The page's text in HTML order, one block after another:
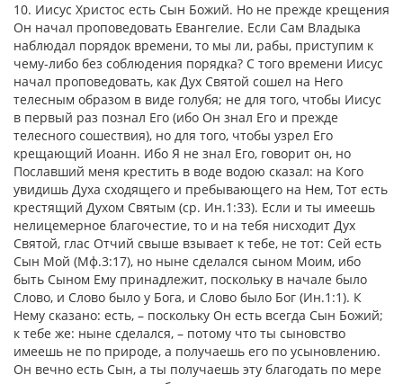
10. Иисус Христос есть Сын Божий. Но не прежде крещения
Он начал проповедовать Евангелие. Если Сам Владыка
наблюдал порядок времени, то мы ли, рабы, приступим к
чему-либо без соблюдения порядка? С того времени Иисус
начал проповедовать, как Дух Святой сошел на Него
телесным образом в виде голубя; не для того, чтобы Иисус
в первый раз познал Его (ибо Он знал Его и прежде
телесного сошествия), но для того, чтобы узрел Его
крещающий Иоанн. Ибо Я не знал Его, говорит он, но
Пославший меня крестить в воде водою сказал: на Кого
увидишь Духа сходящего и пребывающего на Нем, Тот есть
крестящий Духом Святым (ср. Ин.1:33). Если и ты имеешь
нелицемерное благочестие, то и на тебя нисходит Дух
Святой, глас Отчий свыше взывает к тебе, не тот: Сей есть
Сын Мой (Мф.3:17), но ныне сделался сыном Моим, ибо
быть Сыном Ему принадлежит, поскольку в начале было
Слово, и Слово было у Бога, и Слово было Бог (Ин.1:1). К
Нему сказано: есть, – поскольку Он есть всегда Сын Божий;
к тебе же: ныне сделался, – потому что ты сыновство
имеешь не по природе, а получаешь его по усыновлению.
Он вечно есть Сын, а ты получаешь эту благодать по мере